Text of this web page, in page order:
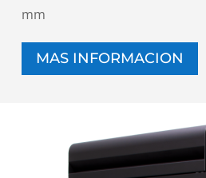
mm
MAS INFORMACION